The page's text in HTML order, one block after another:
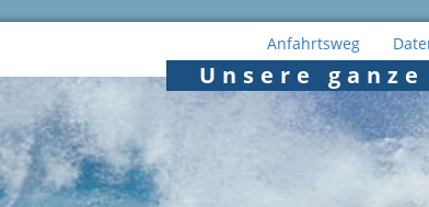
Topmenü
Anfahrtsweg
Unsere